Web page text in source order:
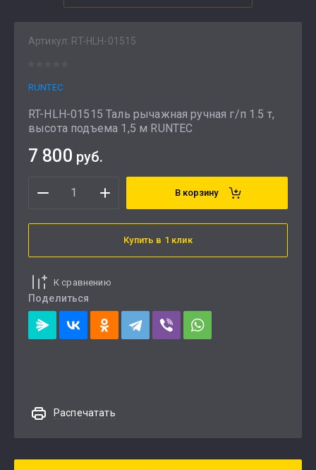
Артикул: RT-HLH-01515
RUNTEC
RT-HLH-01515 Таль рычажная ручная г/п 1.5 т,
высота подъема 1,5 м RUNTEC
7 800 руб.
В корзину
Купить в 1 клик
К сравнению
Поделиться
Распечатать